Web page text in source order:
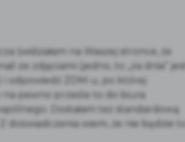
(widziałam na Waszej stronce, że
ze zdjęciami (jedno, to „za dnia” jest
i odpowiedź ZDM-u, po której
pewno prześle to do biura
Dostałam też standardową
wiem, że nie będzie to